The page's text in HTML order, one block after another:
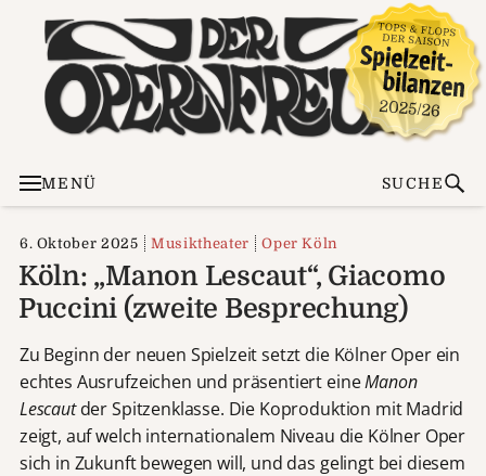
MENÜ SUCHE
6. Oktober 2025 Musiktheater Oper Köln
Köln: „Manon Lescaut“, Giacomo
Puccini (zweite Besprechung)
Zu Beginn der neuen Spielzeit setzt die Kölner Oper ein
echtes Ausrufzeichen und präsentiert eineManon
Lescautder Spitzenklasse. Die Koproduktion mit Madrid
zeigt, auf welch internationalem Niveau die Kölner Oper
sich in Zukunft bewegen will, und das gelingt bei diesem